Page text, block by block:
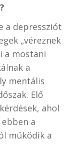
a depressziót
„véreznek
a mostani
a
mentális
Elő
ahol
a
működik a